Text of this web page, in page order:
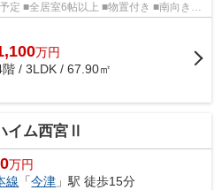
定 ■全居室6帖以上 ■物置付き ■南向き、
台か...
万円
階 / 3LDK / 67.90㎡
イム西宮Ⅱ
万円
線 「今津 」駅 徒歩15分